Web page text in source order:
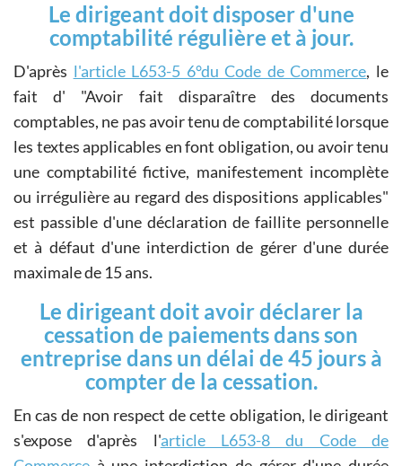
Le dirigeant doit disposer d'une
comptabilité régulière et à jour.
D'après l'article L653-5 6°du Code de Commerce, le
fait d'
Avoir fait disparaître des documents
comptables, ne pas avoir tenu de comptabilité lorsque
les textes applicables en font obligation, ou avoir tenu
une comptabilité fictive, manifestement incomplète
ou irrégulière au regard des dispositions applicables
est passible d'une déclaration de faillite personnelle
et à défaut d'une interdiction de gérer d'une durée
maximale de 15 ans.
Le dirigeant doit avoir déclarer la
cessation de paiements dans son
entreprise dans un délai de 45 jours à
compter de la cessation.
En cas de non respect de cette obligation, le dirigeant
s'expose d'après l'article L653-8 du Code de